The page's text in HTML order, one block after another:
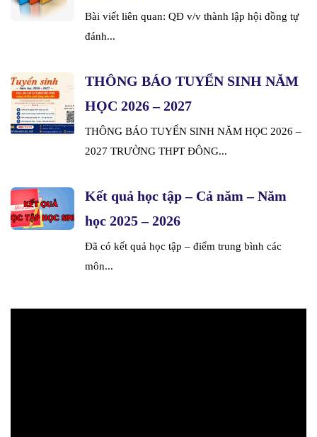
Bài viết liên quan: QĐ v/v thành lập hội đồng tự
đánh...
THÔNG BÁO TUYỂN SINH NĂM
HỌC 2026 – 2027
THÔNG BÁO TUYỂN SINH NĂM HỌC 2026 –
2027 TRƯỜNG THPT ĐÔNG...
Kết quả học tập – Cả năm – Năm
học 2025 – 2026
Đã có kết quả học tập – điểm trung bình các
môn...